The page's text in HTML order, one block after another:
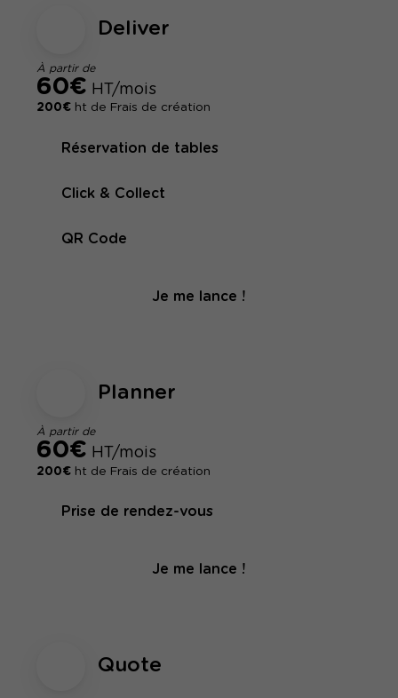
Deliver
À partir de
60€ HT/mois
200€ ht de Frais de création
Réservation de tables
Click & Collect
QR Code
Je me lance !
Planner
À partir de
60€ HT/mois
200€ ht de Frais de création
Prise de rendez-vous
Je me lance !
Quote